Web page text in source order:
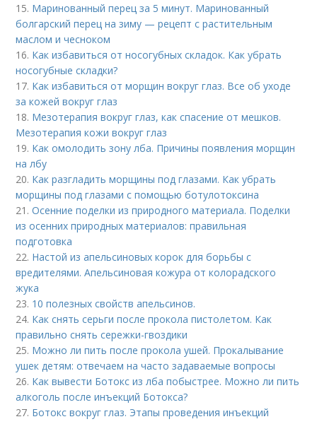
15. Маринованный перец за 5 минут. Маринованный
болгарский перец на зиму — рецепт с растительным
маслом и чесноком
16. Как избавиться от носогубных складок. Как убрать
носогубные складки?
17. Как избавиться от морщин вокруг глаз. Все об уходе
за кожей вокруг глаз
18. Мезотерапия вокруг глаз, как спасение от мешков.
Мезотерапия кожи вокруг глаз
19. Как омолодить зону лба. Причины появления морщин
на лбу
20. Как разгладить морщины под глазами. Как убрать
морщины под глазами с помощью ботулотоксина
21.Осенние поделки из природного материала. Поделки
из осенних природных материалов: правильная
подготовка
22. Настой из апельсиновых корок для борьбы с
вредителями. Апельсиновая кожура от колорадского
жука
23. 10 полезных свойств апельсинов.
24. Как снять серьги после прокола пистолетом. Как
правильно снять сережки-гвоздики
25. Можно ли пить после прокола ушей. Прокалывание
ушек детям: отвечаем на часто задаваемые вопросы
26. Как вывести Ботокс из лба побыстрее. Можно ли пить
алкоголь после инъекций Ботокса?
27. Ботокс вокруг глаз. Этапы проведения инъекций